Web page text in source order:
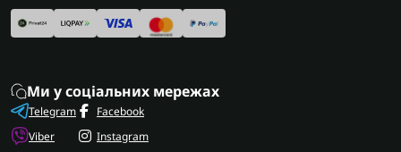
Ми у соціальних мережах
Telegram
Viber
Facebook
Instagram